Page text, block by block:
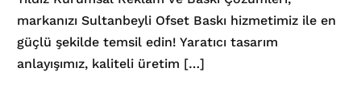
markanızı Sultanbeyli Ofset Baskı hizmetimiz ile en
güçlü şekilde temsil edin! Yaratıcı tasarım
anlayışımız, kaliteli üretim […]